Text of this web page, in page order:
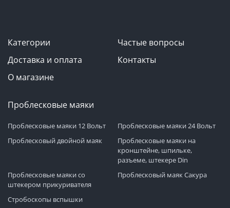
Категории
Частые вопросы
Доставка и оплата
Контакты
О магазине
Проблесковые маяки
Проблесковые маяки 12 Вольт
Проблесковые маяки 24 Вольт
Проблесковый двойной маяк
Проблесковые маяки на
кронштейне, шпильке,
разъеме, штекере Din
Проблесковые маяки со
штекером прикуривателя
Проблесковый маяк Сакура
Стробоскопы вспышки